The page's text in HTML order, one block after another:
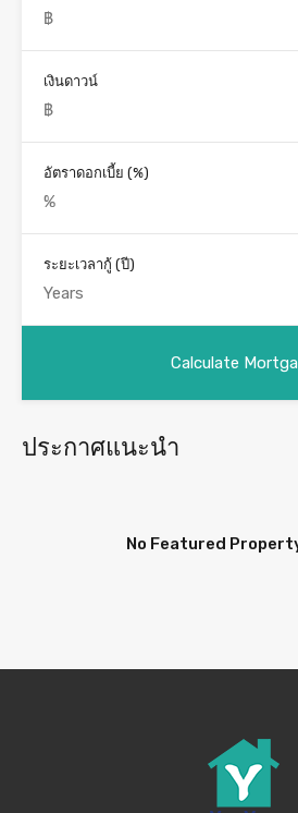
เงินดาวน์
อัตราดอกเบี้ย (%)
ระยะเวลากู้ (ปี)
ประกาศแนะนำ
No Featured